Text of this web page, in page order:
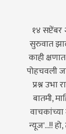
१४
सुरुवात
काही
पोहचवली
प्रश्न
बातमी,
न्यूज'...!!